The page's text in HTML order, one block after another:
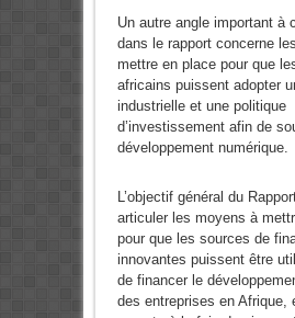
Un autre angle important à
dans le rapport concerne
mettre en place pour que
africains puissent adopter
industrielle et une politique
d’investissement afin de
développement numérique.
L’objectif général du
articuler les moyens à
pour que les sources de
innovantes puissent être
de financer le
des entreprises en Afrique,